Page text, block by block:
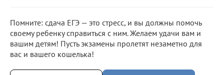
Помните: сдача ЕГЭ — это стресс, и вы должны помочь
своему ребенку справиться с ним. Желаем удачи вам и
вашим детям! Пусть экзамены пролетят незаметно для
вас и вашего кошелька!